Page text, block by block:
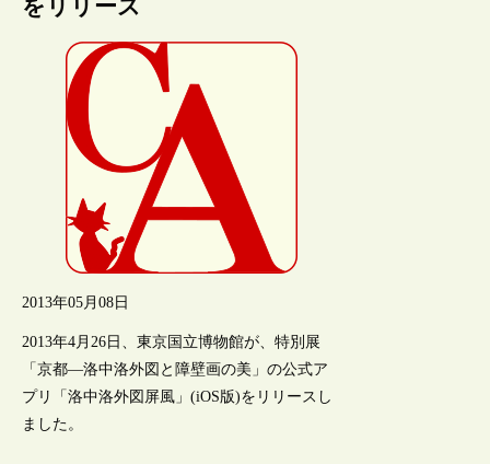
をリリース
2013年05月08日
2013年4月26日、東京国立博物館が、特別展
「京都―洛中洛外図と障壁画の美」の公式ア
プリ「洛中洛外図屏風」(iOS版)をリリースし
ました。